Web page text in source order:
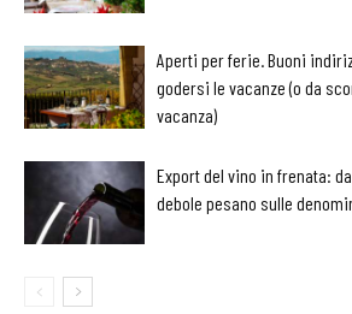
Aperti per ferie. Buoni
godersi le vacanze (o da
vacanza)
Export del vino in frenata:
debole pesano sulle